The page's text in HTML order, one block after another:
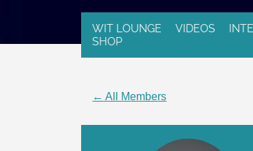
WIT LOUNGE VIDEOS
SHOP
← All Members